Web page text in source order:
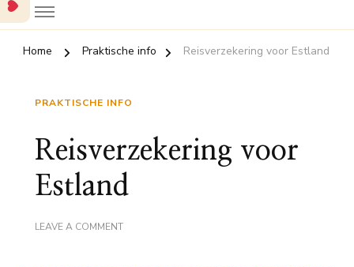
Home Praktische info Reisverzekering voor Estland
PRAKTISCHE INFO
Reisverzekering voor
Estland
LEAVE A COMMENTON